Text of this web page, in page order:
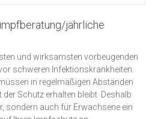
jährliche
und wirksamsten vorbeugenden
schweren Infektionskrankheiten.
in regelmäßigen Abständen
Schutz erhalten bleibt. Deshalb
sondern auch für Erwachsene ein